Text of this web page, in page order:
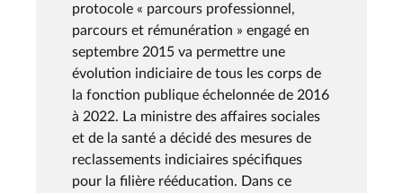
protocole « parcours professionnel,
parcours et rémunération » engagé en
septembre 2015 va permettre une
évolution indiciaire de tous les corps de
la fonction publique échelonnée de 2016
à 2022. La ministre des affaires sociales
et de la santé a décidé des mesures de
reclassements indiciaires spécifiques
pour la filière rééducation. Dans ce